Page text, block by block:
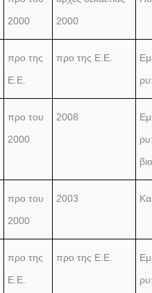
2000
2000
προ της
Ε.Ε.
προ της Ε.Ε.
προ του
2000
2008
προ του
2000
2003
προ της
Ε.Ε.
προ της Ε.Ε.